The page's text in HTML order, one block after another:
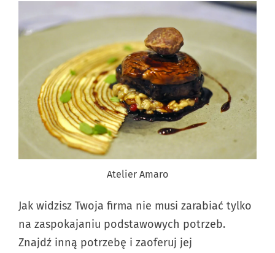
Atelier Amaro
Jak widzisz Twoja firma nie musi zarabiać tylko
na zaspokajaniu podstawowych potrzeb.
Znajdź inną potrzebę i zaoferuj jej